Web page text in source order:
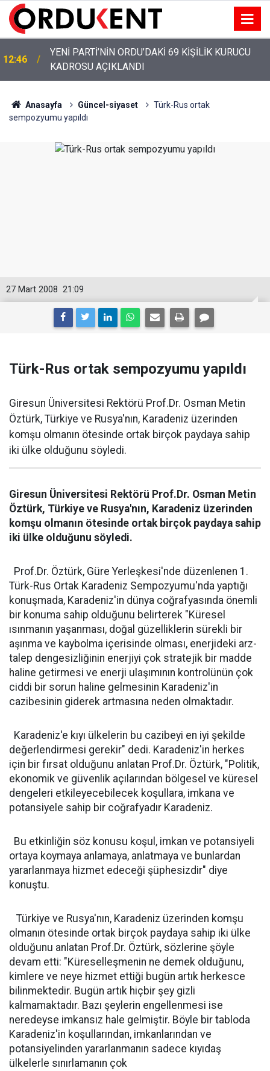
12:22
YENİ PARTİ ALTINORDU’DA KURUCU YÖNETİMİNİ
AÇIKLADI
Anasayfa Güncel-siyaset
Türk-Rus ortak
sempozyumu yapıldı
21:09
27 Mart 2008
Türk-Rus ortak sempozyumu yapıldı
Giresun Üniversitesi Rektörü Prof.Dr. Osman Metin
Öztürk, Türkiye ve Rusya'nın, Karadeniz üzerinden
komşu olmanın ötesinde ortak birçok paydaya sahip
iki ülke olduğunu söyledi.
Giresun Üniversitesi Rektörü Prof.Dr. Osman Metin
Öztürk, Türkiye ve Rusya'nın, Karadeniz üzerinden
komşu olmanın ötesinde ortak birçok paydaya sahip
iki ülke olduğunu söyledi.
Prof.Dr. Öztürk, Güre Yerleşkesi'nde düzenlenen 1.
Türk-Rus Ortak Karadeniz Sempozyumu'nda yaptığı
konuşmada, Karadeniz'in dünya coğrafyasında önemli
bir konuma sahip olduğunu belirterek "Küresel
ısınmanın yaşanması, doğal güzelliklerin sürekli bir
aşınma ve kaybolma içerisinde olması, enerjideki arz-
talep dengesizliğinin enerjiyi çok stratejik bir madde
haline getirmesi ve enerji ulaşımının kontrolünün çok
ciddi bir sorun haline gelmesinin Karadeniz'in
cazibesinin giderek artmasına neden olmaktadır.
Karadeniz'e kıyı ülkelerin bu cazibeyi en iyi şekilde
değerlendirmesi gerekir" dedi. Karadeniz'in herkes
için bir fırsat olduğunu anlatan Prof.Dr. Öztürk, "Politik,
ekonomik ve güvenlik açılarından bölgesel ve küresel
dengeleri etkileyecebilecek koşullara, imkana ve
potansiyele sahip bir coğrafyadır Karadeniz.
Bu etkinliğin söz konusu koşul, imkan ve potansiyeli
ortaya koymaya anlamaya, anlatmaya ve bunlardan
yararlanmaya hizmet edeceği şüphesizdir" diye
konuştu.
Türkiye ve Rusya'nın, Karadeniz üzerinden komşu
olmanın ötesinde ortak birçok paydaya sahip iki ülke
olduğunu anlatan Prof.Dr. Öztürk, sözlerine şöyle
devam etti: "Küreselleşmenin ne demek olduğunu,
kimlere ve neye hizmet ettiği bugün artık herkesce
bilinmektedir. Bugün artık hiçbir şey gizli
kalmamaktadır. Bazı şeylerin engellenmesi ise
neredeyse imkansız hale gelmiştir. Böyle bir tabloda
Karadeniz'in koşullarından, imkanlarından ve
potansiyelinden yararlanmanın sadece kıyıdaş
ülkelerle sınırlamanın çok